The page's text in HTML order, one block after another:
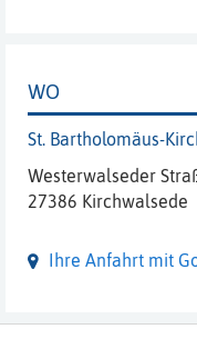
WO
St. Bartholomäus-
Westerwalseder
27386 Kirchwalsede
Ihre Anfahrt mit